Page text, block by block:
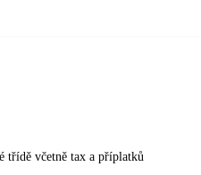
třídě včetně tax a příplatků